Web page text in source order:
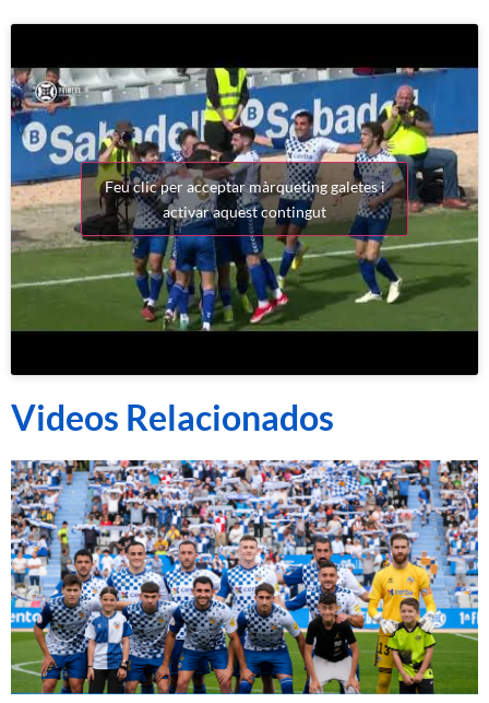
Feu clic per acceptar màrqueting galetes i
activar aquest contingut
Videos Relacionados